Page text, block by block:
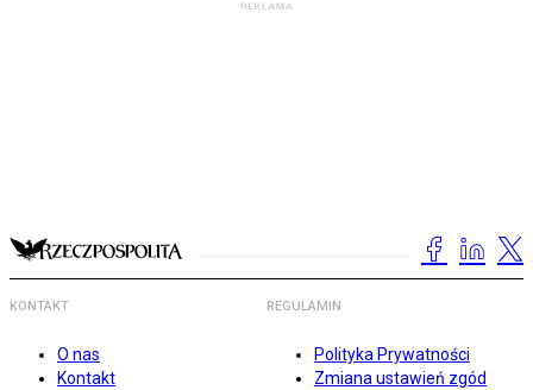
KONTAKT
O nas
Kontakt
REGULAMIN
Polityka Prywatności
Zmiana ustawień zgód